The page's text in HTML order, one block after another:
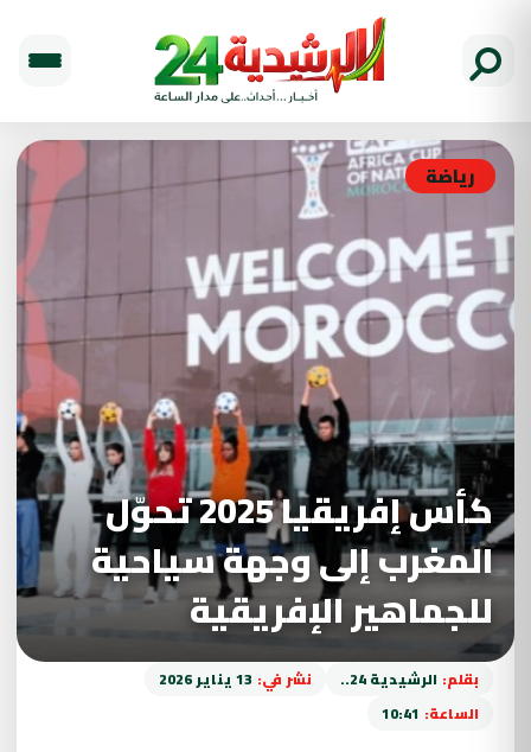
رياضة
كأس إفريقيا 2025 تحوّل
المغرب إلى وجهة سياحية
للجماهير الإفريقية
بقلم: الرشيدية 24.. نشر في: 13 يناير 2026
الساعة: 10:41